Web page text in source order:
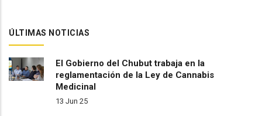
ÚLTIMAS NOTICIAS
El Gobierno del Chubut trabaja en la
reglamentación de la Ley de Cannabis
Medicinal
13 Jun 25